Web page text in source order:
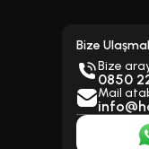
olarak yaz
Buz Kristali
Dondurulmuş
Bize
Bize
0850
Mail